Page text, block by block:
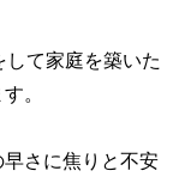
て家庭を築いた
。
さに焦りと不安